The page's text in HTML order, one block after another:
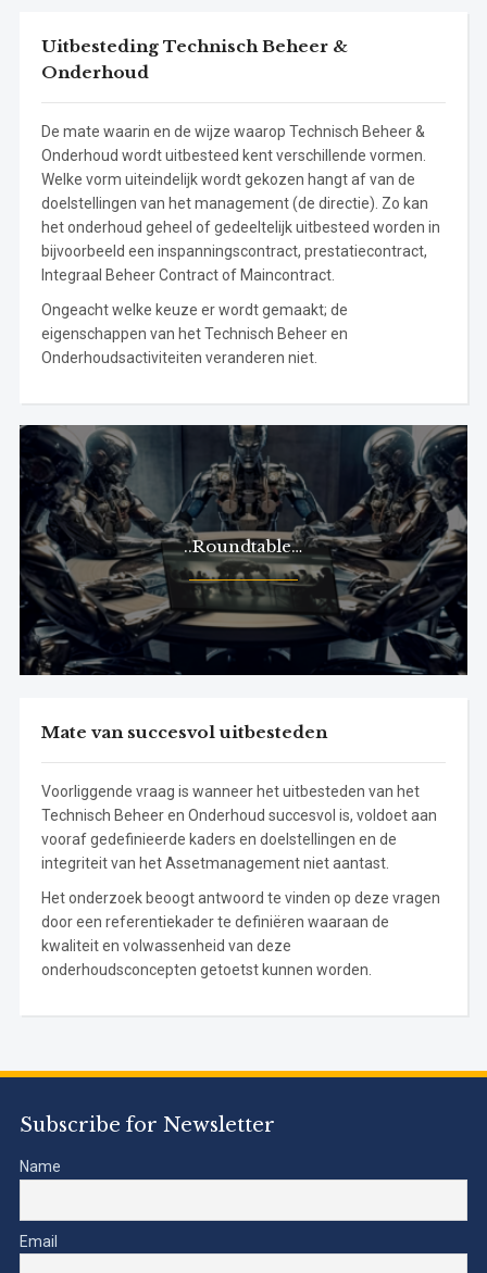
Uitbesteding Technisch Beheer &
Onderhoud
De mate waarin en de wijze waarop Technisch Beheer &
Onderhoud wordt uitbesteed kent verschillende vormen.
Welke vorm uiteindelijk wordt gekozen hangt af van de
doelstellingen van het management (de directie). Zo kan
het onderhoud geheel of gedeeltelijk uitbesteed worden in
bijvoorbeeld een inspanningscontract, prestatiecontract,
Integraal Beheer Contract of Maincontract.
Ongeacht welke keuze er wordt gemaakt; de
eigenschappen van het Technisch Beheer en
Onderhoudsactiviteiten veranderen niet.
..Roundtable…
Mate van succesvol uitbesteden
Voorliggende vraag is wanneer het uitbesteden van het
Technisch Beheer en Onderhoud succesvol is, voldoet aan
vooraf gedefinieerde kaders en doelstellingen en de
integriteit van het Assetmanagement niet aantast.
Het onderzoek beoogt antwoord te vinden op deze vragen
door een referentiekader te definiëren waaraan de
kwaliteit en volwassenheid van deze
onderhoudsconcepten getoetst kunnen worden.
Subscribe for Newsletter
Name
Email